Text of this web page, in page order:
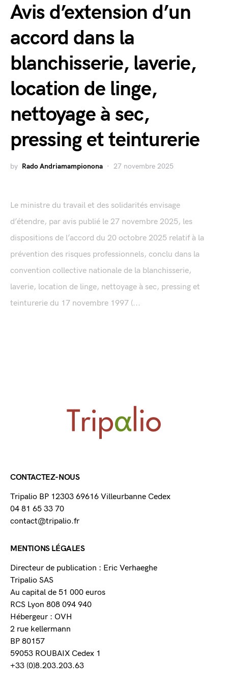
Avis d’extension d’un
accord dans la
blanchisserie, laverie,
location de linge,
nettoyage à sec,
pressing et teinturerie
by Rado Andriamampionona 27 novembre 2025
Le ministre du travail et des solidarités envisage
d’étendre, par avis publié le 27 novembre 2025, les
dispositions de l’accord du 20 octobre 2025 relatif à la
prévention des risques professionnels, conclu dans la
convention collective nationale de la blanchisserie,
laverie, location de linge, nettoyage à sec, pressing et
teinturerie du 17 novembre 1997 (...
CONTACTEZ-NOUS
Tripalio BP 12303 69616 Villeurbanne Cedex
04 81 65 33 70
contact@tripalio.fr
MENTIONS LÉGALES
Directeur de publication : Eric Verhaeghe
Tripalio SAS
Au capital de 51 000 euros
RCS Lyon 808 094 940
Hébergeur : OVH
2 rue kellermann
BP 80157
59053 ROUBAIX Cedex 1
+33 (0)8.203.203.63